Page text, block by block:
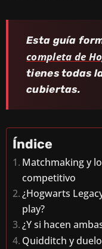
Esta guía
completa de
tienes todas
cubiertas.
Índice
Matchmaking y
competitivo
¿Hogwarts
play?
¿Y si hacen
Quidditch y